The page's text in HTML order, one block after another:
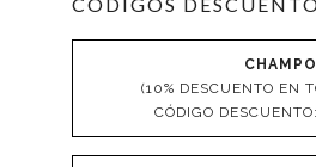
CHAMPO
(10% DESCUENTO EN
CÓDIGO